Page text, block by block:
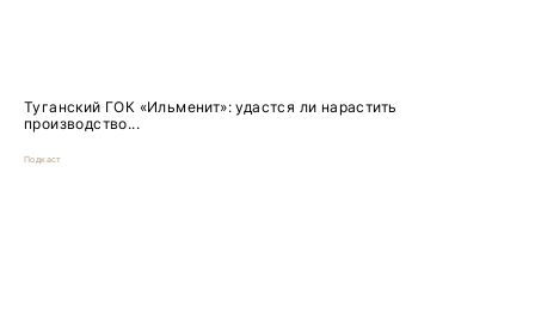
Туганский ГОК «Ильменит»: удастся ли нарастить
производство...
Подкаст